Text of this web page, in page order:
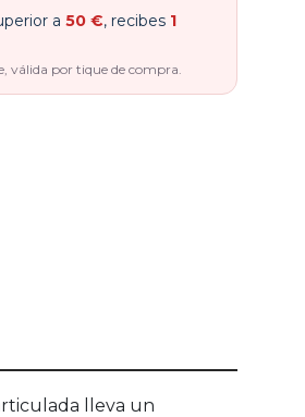
a 50 €, recibes 1
válida por tique de compra.
lleva un